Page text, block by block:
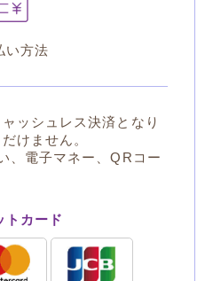
い方法
ッシュレス決済となり
けません。
、電子マネー、QRコー
トカード